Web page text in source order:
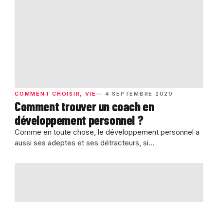
COMMENT CHOISIR, VIE— 4 SEPTEMBRE 2020
Comment trouver un coach en
développement personnel ?
Comme en toute chose, le développement personnel a
aussi ses adeptes et ses détracteurs, si...